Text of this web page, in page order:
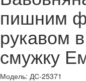
пишним
рукавом
смужку
Модель: ДС-25371